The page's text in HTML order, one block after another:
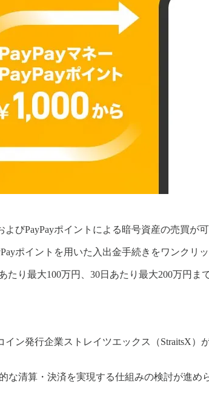
びPayPayポイントによる暗号資産の売買が
ポイントを用いた入出金手続きをワンクリ
り最大100万円、30日あたり最大200万円ま
ン発行企業ストレイツエックス（StraitsX）
な清算・決済を実現する仕組みの検討が進め